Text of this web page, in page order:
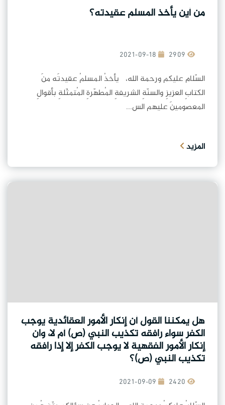
من أين يأخذ المسلم عقيدته؟
2021-09-18
السّلام عليكم ورحمة الله، يأخذُ المسلمُ عقيدتَه منَ
الكتابِ العزيزِ والسنّةِ الشريفةِ المُطهّرةِ المُتمثّلةِ بأقوالِ
المعصومينَ عليهم الس...
المزيد
هل يمكننا القول أن إنكار الأمور العقائدية يوجب
الكفر سواء رافقه تكذيب النبي (ص) أم لا، وان
إنكار الأمور الفقهية لا يوجب الكفر إلا إذا رافقه
تكذيب النبي (ص)؟
2021-09-09